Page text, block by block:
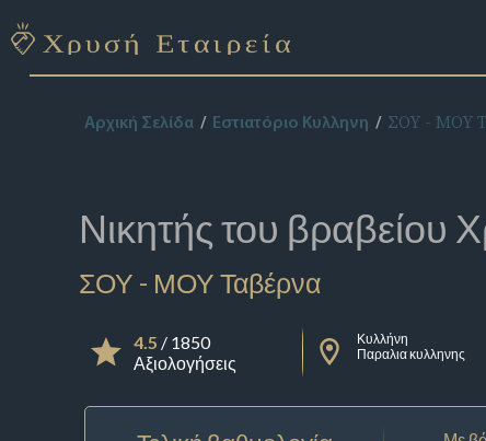
Αρχική Σελίδα Εστιατόριο Κυλληνη ΣΟΥ - ΜΟΥ
Νικητής του βραβείου
ΣΟΥ - ΜΟΥ Ταβέρνα
4.5 / 1850
Αξιολογήσεις
Κυλλήνη
Παραλια κυλληνης